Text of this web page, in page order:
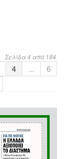
Σελίδα 4 από 184
4 ...
6